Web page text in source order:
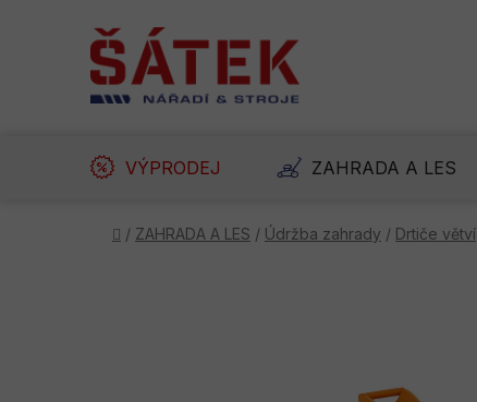
VÝPRODEJ ZAHRADA A LES
Domů
/ ZAHRADA A LES / Údržba zahrady / Drtiče větví